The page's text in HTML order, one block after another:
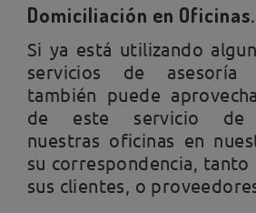
Domiciliación en Oficinas.
Si ya está utilizando
servicios de asesoría
también puede
de este servicio de
nuestras oficinas en
su correspondencia, tanto
sus clientes, o